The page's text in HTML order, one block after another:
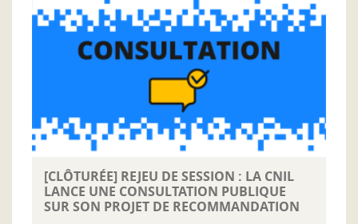
[CLÔTURÉE] REJEU DE SESSION : LA CNIL
LANCE UNE CONSULTATION PUBLIQUE
SUR SON PROJET DE RECOMMANDATION